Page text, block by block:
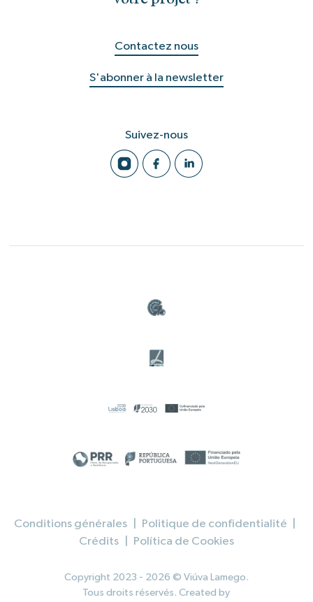
Contactez nous
S'abonner à la newsletter
Suivez-nous
Conditions générales Politique de confidentialité
Crédits
Política de Cookies
Copyright 2023 - 2026 © Viúva Lamego.
Tous droits réservés. Created by